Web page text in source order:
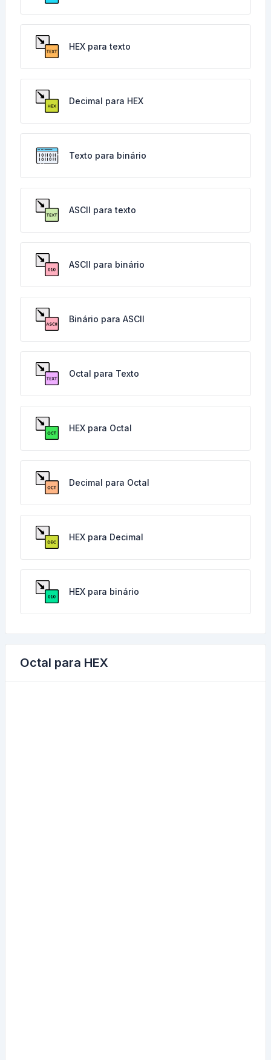
HEX para texto
Decimal para HEX
Texto para binário
ASCII para texto
ASCII para binário
Binário para ASCII
Octal para Texto
HEX para Octal
Decimal para Octal
HEX para Decimal
HEX para binário
Octal para HEX